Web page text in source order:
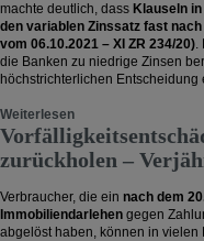
machte deutlich, dass Klauseln
den variablen Zinssatz fast
vom 06.10.2021 – XI ZR 234/20).
die Banken zu niedrige Zinsen
höchstrichterlichen Entscheidung
Weiterlesen
zurückholen –
Verbraucher, die ein nach dem
Immobiliendarlehen gegen
abgelöst haben, können in vielen